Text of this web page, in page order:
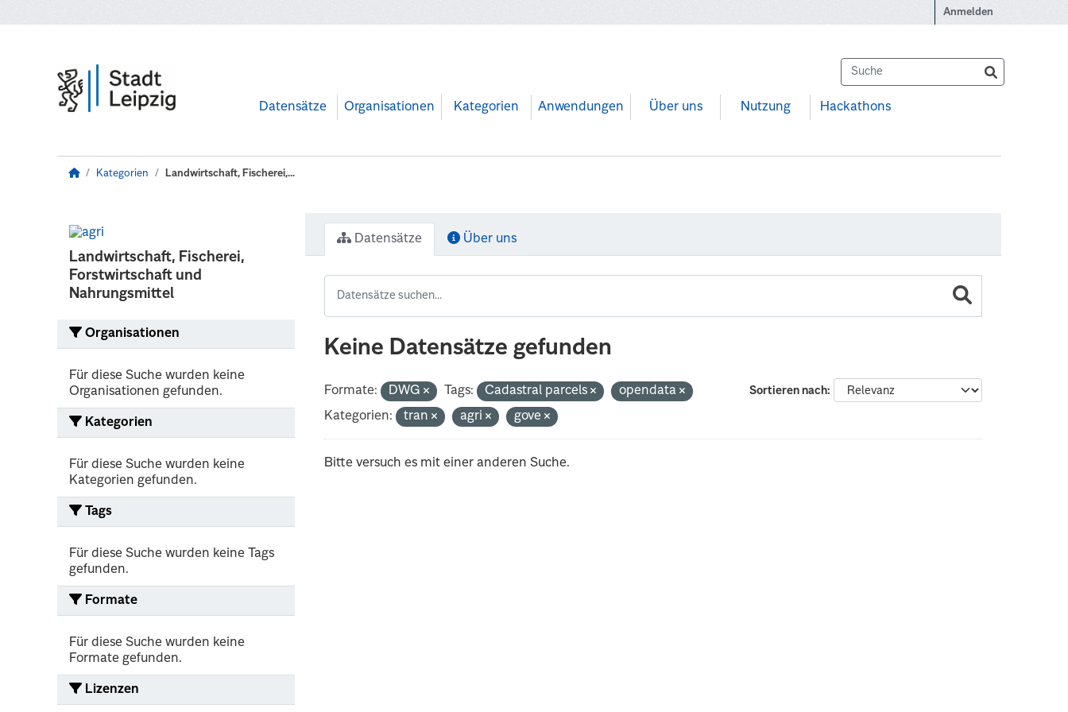
Anmelden
Datensätze Organisationen Kategorien Anwendungen Über uns Nutzung Hackathons
Kategorien Landwirtschaft, Fischerei,...
Landwirtschaft, Fischerei,
Forstwirtschaft und
Nahrungsmittel
Organisationen
Für diese Suche wurden keine
Organisationen gefunden.
Kategorien
Für diese Suche wurden keine
Kategorien gefunden.
Tags
Für diese Suche wurden keine Tags
gefunden.
Formate
Für diese Suche wurden keine
Formate gefunden.
Lizenzen
Datensätze Über uns
Keine Datensätze gefunden
Sortieren nach
Formate: DWG Tags: Cadastral parcels
opendata
Kategorien:
tran agri gove
Bitte versuch es mit einer anderen Suche.